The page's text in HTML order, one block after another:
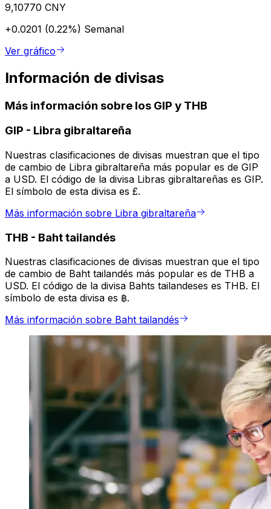
9,10770 CNY
+0.0201 (0.22%) Semanal
Ver gráfico
Información de divisas
Más información sobre los GIP y THB
GIP - Libra gibraltareña
Nuestras clasificaciones de divisas muestran que el tipo
de cambio de Libra gibraltareña más popular es de GIP
a USD. El código de la divisa Libras gibraltareñas es GIP.
El símbolo de esta divisa es £.
Más información sobre Libra gibraltareña
THB - Baht tailandés
Nuestras clasificaciones de divisas muestran que el tipo
de cambio de Baht tailandés más popular es de THB a
USD. El código de la divisa Bahts tailandeses es THB. El
símbolo de esta divisa es ฿.
Más información sobre Baht tailandés